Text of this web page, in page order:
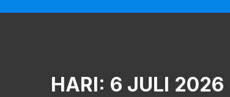
HARI: 6 JULI 2026